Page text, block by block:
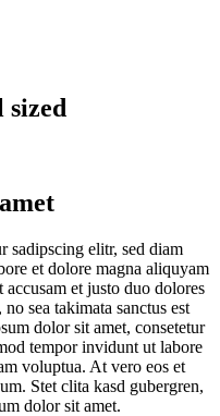
sized
sadipscing elitr, sed diam
et dolore magna aliquyam
et justo duo dolores
sea takimata sanctus est
dolor sit amet, consetetur
tempor invidunt ut labore
voluptua. At vero eos et
Stet clita kasd gubergren,
dolor sit amet.